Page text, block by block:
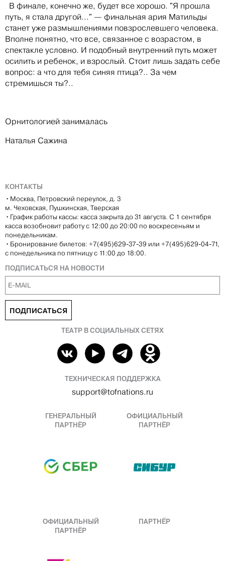
В финале, конечно же, будет все хорошо. "Я прошла
путь, я стала другой..." — финальная ария Матильды
станет уже размышлениями повзрослевшего человека.
Вполне понятно, что все, связанное с возрастом, в
спектакле условно. И подобный внутренний путь может
осилить и ребенок, и взрослый. Стоит лишь задать себе
вопрос: а что для тебя синяя птица?.. За чем
стремишься ты?..
Орнитологией занималась
Наталья Сажина
КОНТАКТЫ
• Москва, Петровский переулок, д. 3
м. Чеховская, Пушкинская, Тверская
• График работы кассы: касса закрыта до 31 августа. С 1 сентября
касса возобновит работу с 12:00 до 20:00 по воскресеньям и
понедельникам.
• Бронирование билетов: +7(495)629-37-39 или +7(495)629-04-71,
с понедельника по пятницу с 11:00 до 18:00.
ПОДПИСАТЬСЯ НА НОВОСТИ
ПОДПИСАТЬСЯ
ТЕАТР В СОЦИАЛЬНЫХ СЕТЯХ
ТЕХНИЧЕСКАЯ ПОДДЕРЖКА
support@tofnations.ru
ГЕНЕРАЛЬНЫЙ
ПАРТНЁР
ОФИЦИАЛЬНЫЙ
ПАРТНЁР
ОФИЦИАЛЬНЫЙ
ПАРТНЁР
ПАРТНЁР